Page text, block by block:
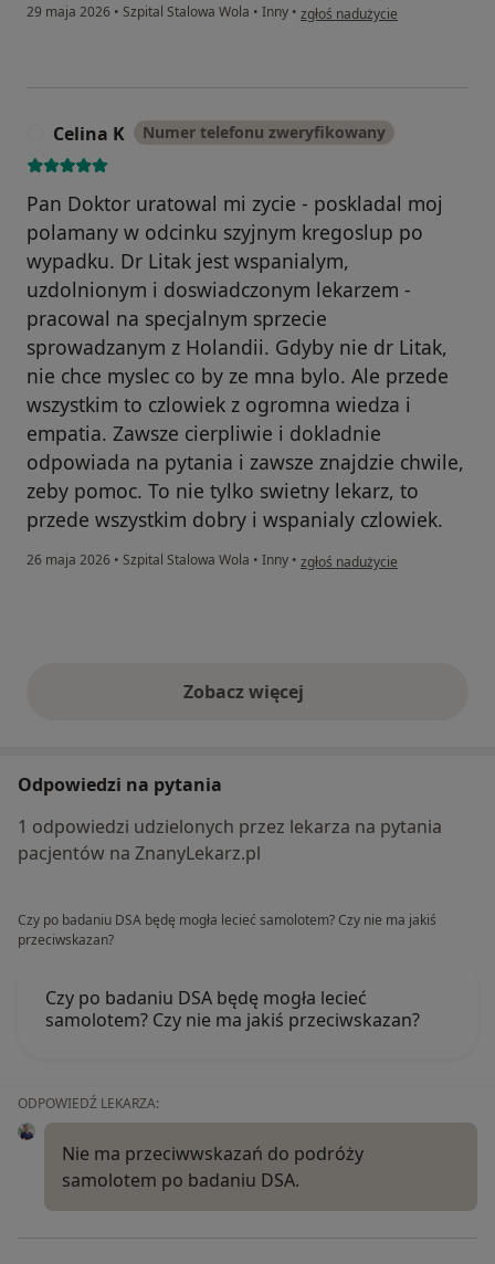
29 maja 2026 • Szpital Stalowa Wola • Inny • w opinii użytkownika Kinga
zgłoś nadużycie
Celina K Numer telefonu zweryfikowany
Pan Doktor uratowal mi zycie - poskladal moj
polamany w odcinku szyjnym kregoslup po
wypadku. Dr Litak jest wspanialym,
uzdolnionym i doswiadczonym lekarzem -
pracowal na specjalnym sprzecie
sprowadzanym z Holandii. Gdyby nie dr Litak,
nie chce myslec co by ze mna bylo. Ale przede
wszystkim to czlowiek z ogromna wiedza i
empatia. Zawsze cierpliwie i dokladnie
odpowiada na pytania i zawsze znajdzie chwile,
zeby pomoc. To nie tylko swietny lekarz, to
przede wszystkim dobry i wspanialy czlowiek.
26 maja 2026 • Szpital Stalowa Wola • Inny • w opinii użytkownika Celina K
zgłoś nadużycie
Zobacz więcejopinie powyżej
Odpowiedzi na pytania
1 odpowiedzi udzielonych przez lekarza na pytania
pacjentów na ZnanyLekarz.pl
Czy po badaniu DSA będę mogła lecieć samolotem? Czy nie ma jakiś
przeciwskazan?
Czy po badaniu DSA będę mogła lecieć
samolotem? Czy nie ma jakiś przeciwskazan?
ODPOWIEDŹ LEKARZA:
Nie ma przeciwwskazań do podróży
samolotem po badaniu DSA.